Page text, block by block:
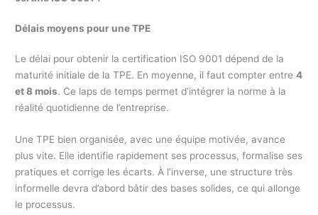
Délais moyens pour une TPE
Le délai pour obtenir la certification ISO 9001 dépend de la
maturité initiale de la TPE. En moyenne, il faut compter entre4
et 8 mois. Ce laps de temps permet d’intégrer la norme à la
réalité quotidienne de l’entreprise.
Une TPE bien organisée, avec une équipe motivée, avance
plus vite. Elle identifie rapidement ses processus, formalise ses
pratiques et corrige les écarts. À l’inverse, une structure très
informelle devra d’abord bâtir des bases solides, ce qui allonge
le processus.